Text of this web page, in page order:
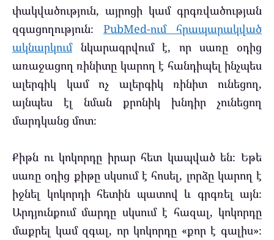
փակվածություն, այրոցի կամ գրգռվածության
զգացողություն։ PubMed-ում հրապարակված
ակնարկումնկարագրվում է, որ սառը օդից
առաջացող ռինիտը կարող է հանդիպել ինչպես
ալերգիկ կամ ոչ ալերգիկ ռինիտ ունեցող,
այնպես էլ նման քրոնիկ խնդիր չունեցող
մարդկանց մոտ։
Քիթն ու կոկորդը իրար հետ կապված են։ Եթե
սառը օդից քիթը սկսում է հոսել, լորձը կարող է
իջնել կոկորդի հետին պատով և գրգռել այն։
Արդյունքում մարդը սկսում է հազալ, կոկորդը
մաքրել կամ զգալ, որ կոկորդը «քոր է գալիս»։